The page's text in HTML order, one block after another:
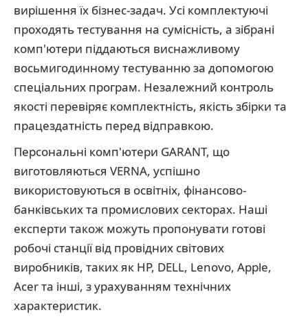
вирішення їх бізнес-задач. Усі комплектуючі
проходять тестування на сумісність, а зібрані
комп'ютери піддаються виснажливому
восьмигодинному тестуванню за допомогою
спеціальних програм. Незалежний контроль
якості перевіряє комплектність, якість збірки та
працездатність перед відправкою.
Персональні комп'ютери GARANT, що
виготовляються VERNA, успішно
використовуються в освітніх, фінансово-
банківських та промислових секторах. Наші
експерти також можуть пропонувати готові
робочі станції від провідних світових
виробників, таких як HP, DELL, Lenovo, Apple,
Acer та інші, з урахуванням технічних
характеристик.